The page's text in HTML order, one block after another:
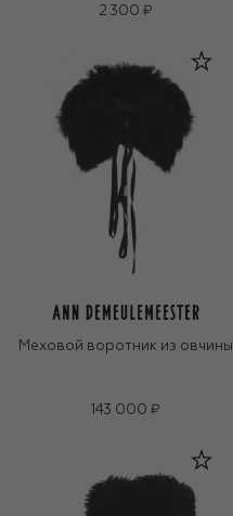
2 300 ₽
Меховой воротник из овчины
143 000 ₽